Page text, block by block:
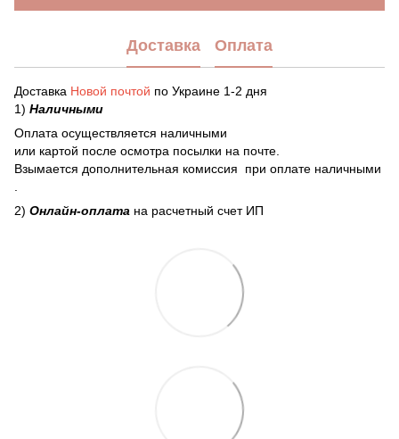
Доставка Оплата
Доставка Новой почтой по Украине 1-2 дня
1) Наличными
Оплата осуществляется наличными
или картой после осмотра посылки на почте.
Взымается дополнительная комиссия при оплате наличными
2) Онлайн-оплата на расчетный счет ИП